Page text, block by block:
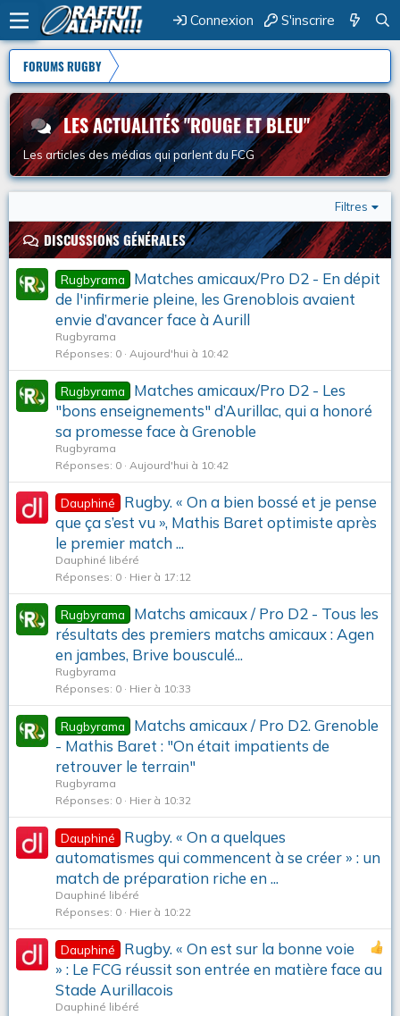
Connexion S'inscrire
FORUMS RUGBY
LES ACTUALITÉS "ROUGE ET BLEU"
Les articles des médias qui parlent du FCG
Filtres
DISCUSSIONS GÉNÉRALES
Rugbyrama
Matches amicaux/Pro D2 - En dépit
de l'infirmerie pleine, les Grenoblois avaient
envie d’avancer face à Aurill
Rugbyrama
Réponses 0 Aujourd'hui à 10:42
Rugbyrama
Matches amicaux/Pro D2 - Les
"bons enseignements" d’Aurillac, qui a honoré
sa promesse face à Grenoble
Rugbyrama
Réponses 0 Aujourd'hui à 10:42
Dauphiné
Rugby. « On a bien bossé et je pense
que ça s’est vu », Mathis Baret optimiste après
le premier match ...
Dauphiné libéré
Réponses 0 Hier à 17:12
Rugbyrama
Matchs amicaux / Pro D2 - Tous les
résultats des premiers matchs amicaux : Agen
en jambes, Brive bousculé...
Rugbyrama
Réponses 0 Hier à 10:33
Rugbyrama
Matchs amicaux / Pro D2. Grenoble
- Mathis Baret : "On était impatients de
retrouver le terrain"
Rugbyrama
Réponses 0 Hier à 10:32
Dauphiné
Rugby. « On a quelques
automatismes qui commencent à se créer » : un
match de préparation riche en ...
Dauphiné libéré
Réponses 0 Hier à 10:22
Dauphiné
Rugby. « On est sur la bonne voie
» : Le FCG réussit son entrée en matière face au
Stade Aurillacois
Dauphiné libéré